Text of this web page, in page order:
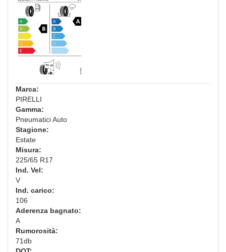
Marca:
PIRELLI
Gamma:
Pneumatici Auto
Stagione:
Estate
Misura:
225/65 R17
Ind. Vel:
V
Ind. carico:
106
Aderenza bagnato:
A
Rumorosità:
71db